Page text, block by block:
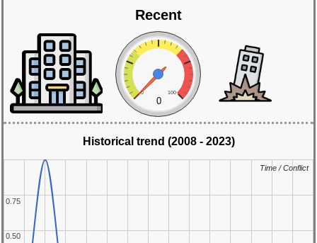
Recent
0 100
0
Historical trend (2008 - 2023)
0.50
0.50
0.75
0.75
Time / Conflict
Time / Conflict